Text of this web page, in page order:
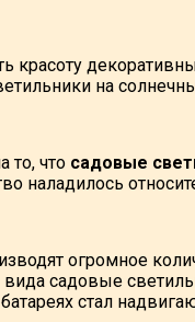
красоту
на
то, что садовые
наладилось
огромное
вида садовые
стал